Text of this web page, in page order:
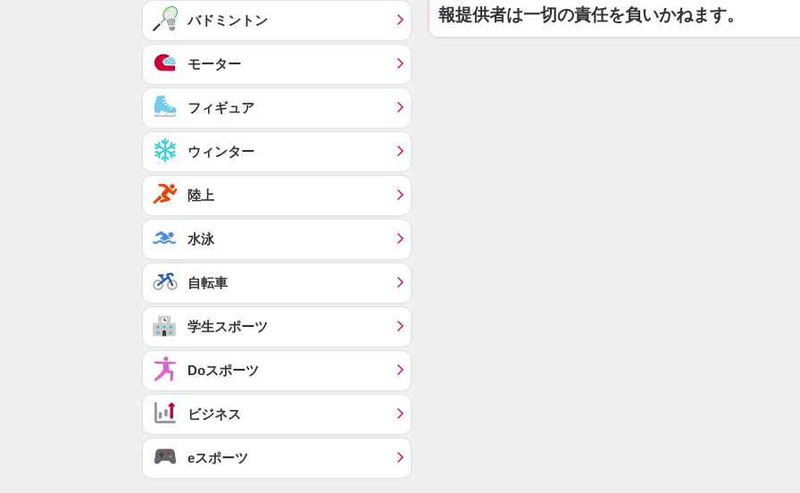
報提供者は一切の責任を負いかねます。
バドミントン
モーター
フィギュア
ウィンター
陸上
水泳
自転車
学生スポーツ
Doスポーツ
ビジネス
eスポーツ